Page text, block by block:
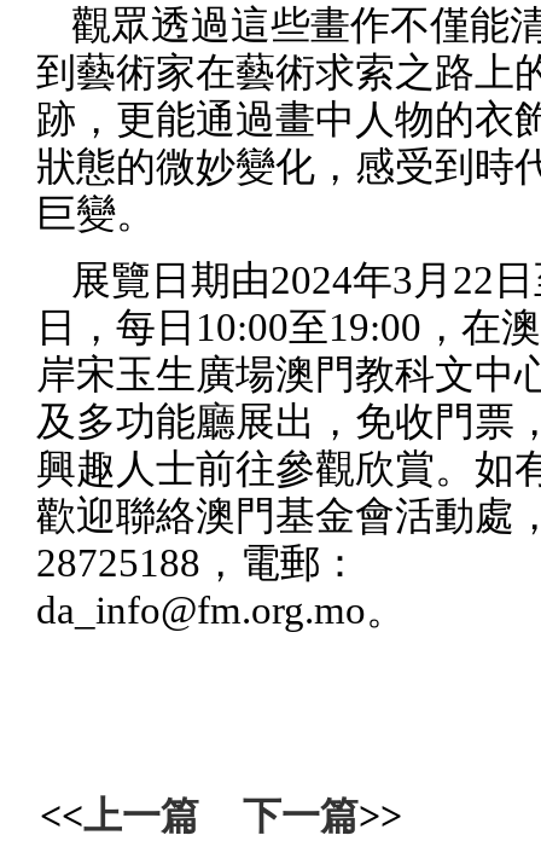
觀眾透過這些畫作不僅能
到藝術家在藝術求索之路上
跡，更能通過畫中人物的衣
狀態的微妙變化，感受到時
巨變。
展覽日期由2024年3月 22
日，每日 10:00至19:00 ，在
岸宋玉生廣場澳門教科文中
及多功能廳展出，免收門票
興趣人士前往參觀欣賞。如
歡迎聯絡澳門基金會活動處
28725188 ，電郵：
da_info@fm.org.mo。
<<上一篇 下一篇>>